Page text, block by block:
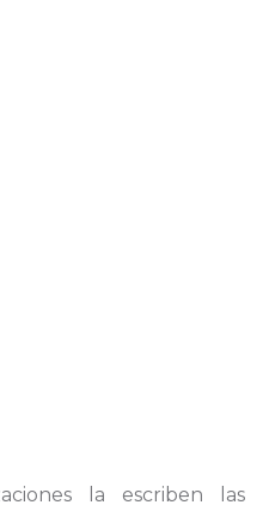
la escriben las